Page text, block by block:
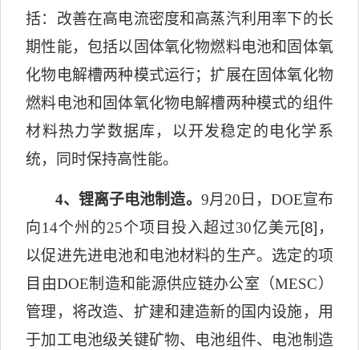
括：改善在高电流密度和高蒸汽利用率下的长
期性能，包括以固体氧化物燃料电池和固体氧
化物电解槽两种模式运行；扩展在固体氧化物
燃料电池和固体氧化物电解槽两种模式的组件
材料热力学数据库，以开发稳定的电化学系
统，同时保持高性能。
4、锂离子电池制造。 9月 20 日， DOE宣布
向14个州的25个项目投入超过30亿美元[8] ，
以促进先进电池和电池材料的生产。选定的项
目由DOE制造和能源供应链办公室（MESC）
管理，将改造、扩建和建造新的国内设施，用
于加工电池级关键矿物、电池组件、电池制造